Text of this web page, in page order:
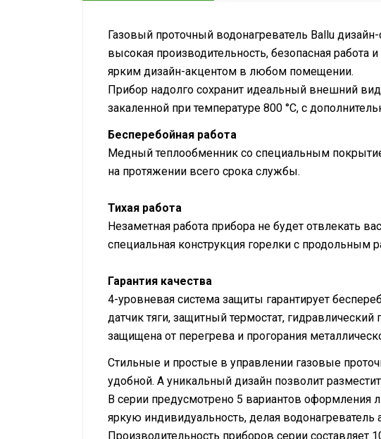
Газовый проточный водонагреватель Ballu
высокая производительность, безопасная работа
ярким дизайн-акцентом в любом помещении.
Прибор надолго сохранит идеальный внешний
закаленной при температуре 800 °С, с
Бесперебойная работа
Медный теплообменник со специальным
на протяжении всего срока службы.
Тихая работа
Незаметная работа прибора не будет отвлекать
специальная конструкция горелки с продольным
Гарантия качества
4-уровневая система защиты гарантирует
датчик тяги, защитный термостат,
защищена от перегрева и прогорания
Стильные и простые в управлении газовые
удобной. А уникальный дизайн позволит
В серии предусмотрено 5 вариантов оформления
яркую индивидуальность, делая водонагреватель
Производительность приборов серии